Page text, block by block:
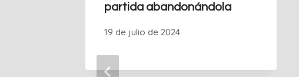
partida abandonándola
19 de julio de 2024